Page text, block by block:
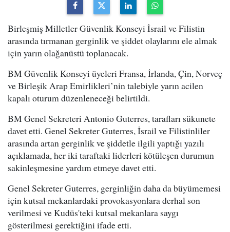
Birleşmiş Milletler Güvenlik Konseyi İsrail ve Filistin
arasında tırmanan gerginlik ve şiddet olaylarını ele almak
için yarın olağanüstü toplanacak.
BM Güvenlik Konseyi üyeleri Fransa, İrlanda, Çin, Norveç
ve Birleşik Arap Emirlikleri’nin talebiyle yarın acilen
kapalı oturum düzenleneceği belirtildi.
BM Genel Sekreteri Antonio Guterres, tarafları sükunete
davet etti. Genel Sekreter Guterres, İsrail ve Filistinliler
arasında artan gerginlik ve şiddetle ilgili yaptığı yazılı
açıklamada, her iki taraftaki liderleri kötüleşen durumun
sakinleşmesine yardım etmeye davet etti.
Genel Sekreter Guterres, gerginliğin daha da büyümemesi
için kutsal mekanlardaki provokasyonlara derhal son
verilmesi ve Kudüs'teki kutsal mekanlara saygı
gösterilmesi gerektiğini ifade etti.